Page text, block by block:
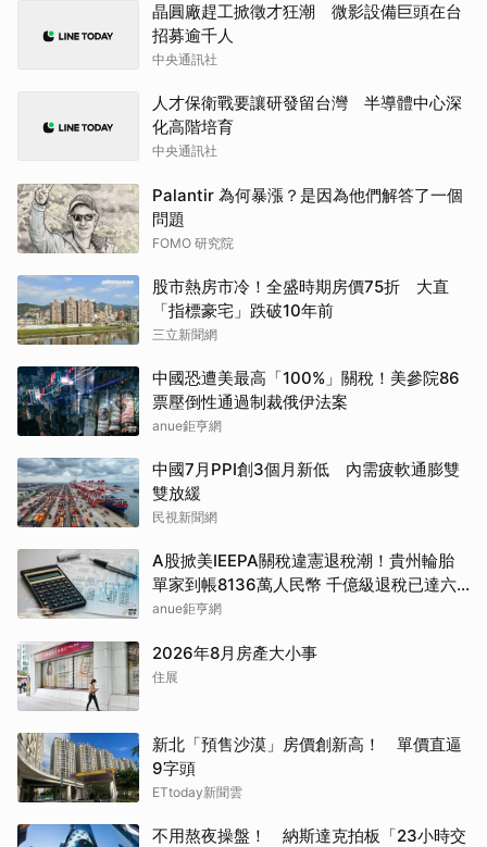
晶圓廠趕工掀徵才狂潮 微影設備巨頭在台
招募逾千人
中央通訊社
人才保衛戰要讓研發留台灣 半導體中心深
化高階培育
中央通訊社
Palantir 為何暴漲？是因為他們解答了一個
問題
FOMO 研究院
股市熱房市冷！全盛時期房價75折 大直
「指標豪宅」跌破10年前
三立新聞網
中國恐遭美最高「100%」關稅！美參院86
票壓倒性通過制裁俄伊法案
anue鉅亨網
中國7月PPI創3個月新低 內需疲軟通膨雙
雙放緩
民視新聞網
A股掀美IEEPA關稅違憲退稅潮！貴州輪胎
單家到帳8136萬人民幣 千億級退稅已達六
成
anue鉅亨網
2026年8月房產大小事
住展
新北「預售沙漠」房價創新高！ 單價直逼
9字頭
ETtoday新聞雲
不用熬夜操盤！ 納斯達克拍板「23小時交